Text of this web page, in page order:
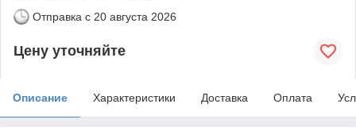
Отправка с 20 августа 2026
Цену уточняйте
Описание Характеристики Доставка Оплата